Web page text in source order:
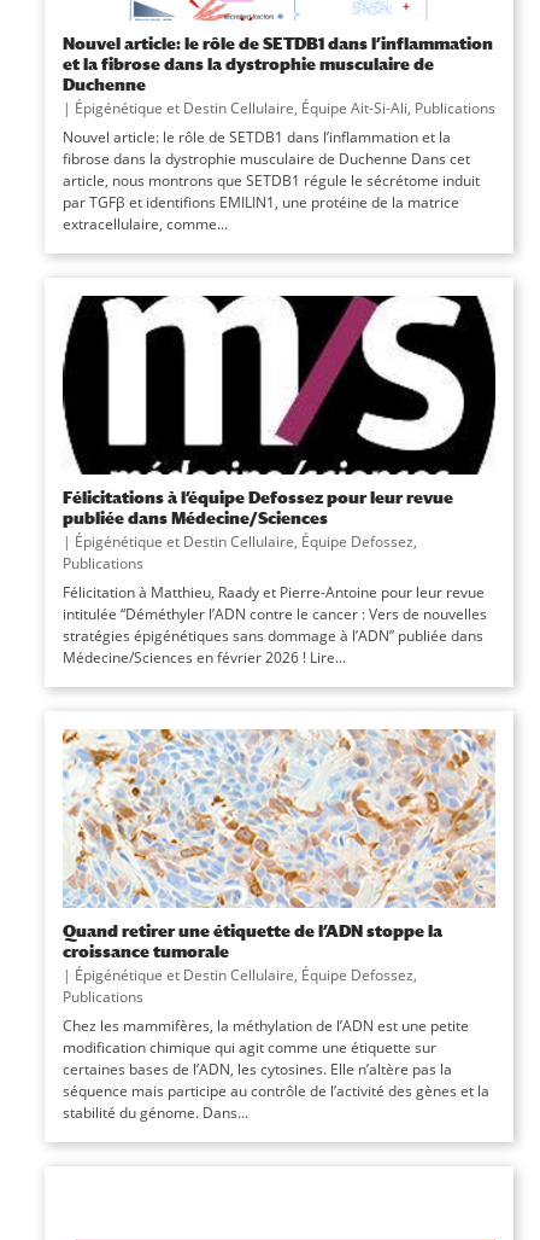
Nouvel article: le rôle de SETDB1 dans l’inflammation
et la fibrose dans la dystrophie musculaire de
Duchenne
| Épigénétique et Destin Cellulaire, Équipe Ait-Si-Ali, Publications
Nouvel article: le rôle de SETDB1 dans l’inflammation et la
fibrose dans la dystrophie musculaire de Duchenne Dans cet
article, nous montrons que SETDB1 régule le sécrétome induit
par TGFβ et identifions EMILIN1, une protéine de la matrice
extracellulaire, comme...
Félicitations à l’équipe Defossez pour leur revue
publiée dans Médecine/Sciences
| Épigénétique et Destin Cellulaire, Équipe Defossez,
Publications
Félicitation à Matthieu, Raady et Pierre-Antoine pour leur revue
intitulée “Déméthyler l’ADN contre le cancer : Vers de nouvelles
stratégies épigénétiques sans dommage à l’ADN” publiée dans
Médecine/Sciences en février 2026 ! Lire...
Quand retirer une étiquette de l’ADN stoppe la
croissance tumorale
| Épigénétique et Destin Cellulaire, Équipe Defossez,
Publications
Chez les mammifères, la méthylation de l’ADN est une petite
modification chimique qui agit comme une étiquette sur
certaines bases de l’ADN, les cytosines. Elle n’altère pas la
séquence mais participe au contrôle de l’activité des gènes et la
stabilité du génome. Dans...